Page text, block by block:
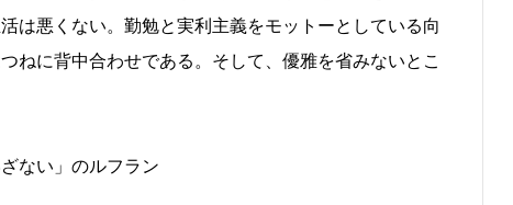
は悪くない。勤勉と実利主義をモットーとしている向
ねに背中合わせである。そして、優雅を省みないとこ
ない」のルフラン